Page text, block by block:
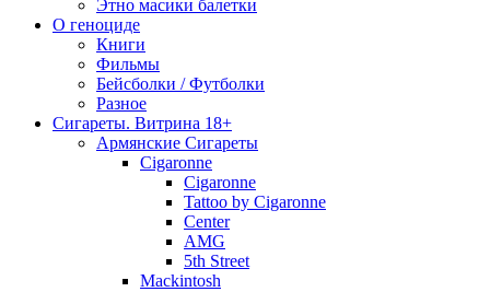
Этно масики балетки
О геноциде
Книги
Фильмы
Бейсболки / Футболки
Разное
Сигареты. Витрина 18+
Армянские Сигареты
Cigaronne
Cigaronne
Tattoo by Cigaronne
Center
AMG
5th Street
Mackintosh